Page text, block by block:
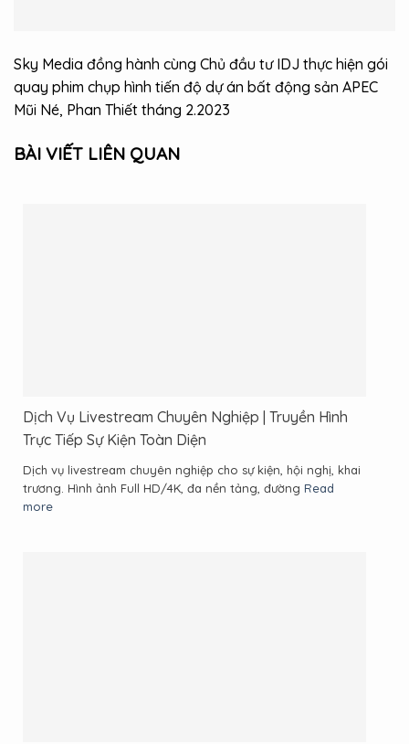
Sky Media đồng hành cùng Chủ đầu tư IDJ thực hiện gói
quay phim chụp hình tiến độ dự án bất động sản APEC
Mũi Né, Phan Thiết tháng 2.2023
BÀI VIẾT LIÊN QUAN
Dịch Vụ Livestream Chuyên Nghiệp | Truyền Hình
Trực Tiếp Sự Kiện Toàn Diện
Dịch vụ livestream chuyên nghiệp cho sự kiện, hội nghị, khai
trương. Hình ảnh Full HD/4K, đa nền tảng, đường Read
more